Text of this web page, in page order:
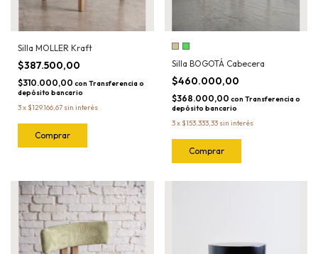
Silla MOLLER Kraft
$387.500,00
$310.000,00 con Transferencia o
depósito bancario
3x $129.166,67 sin interés
Silla BOGOTÁ Cabecera
$460.000,00
$368.000,00 con Transferencia o
depósito bancario
3x $153.333,33 sin interés
Comprar